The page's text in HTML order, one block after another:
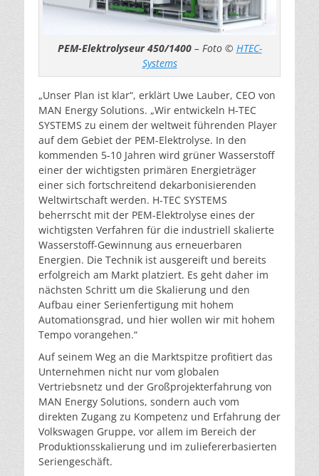
PEM-Elektrolyseur 450/1400– Foto © HTEC-
Systems
„Unser Plan ist klar“, erklärt Uwe Lauber, CEO von
MAN Energy Solutions. „Wir entwickeln H-TEC
SYSTEMS zu einem der weltweit führenden Player
auf dem Gebiet der PEM-Elektrolyse. In den
kommenden 5-10 Jahren wird grüner Wasserstoff
einer der wichtigsten primären Energieträger
einer sich fortschreitend dekarbonisierenden
Weltwirtschaft werden. H-TEC SYSTEMS
beherrscht mit der PEM-Elektrolyse eines der
wichtigsten Verfahren für die industriell skalierte
Wasserstoff-Gewinnung aus erneuerbaren
Energien. Die Technik ist ausgereift und bereits
erfolgreich am Markt platziert. Es geht daher im
nächsten Schritt um die Skalierung und den
Aufbau einer Serienfertigung mit hohem
Automationsgrad, und hier wollen wir mit hohem
Tempo vorangehen.“
Auf seinem Weg an die Marktspitze profitiert das
Unternehmen nicht nur vom globalen
Vertriebsnetz und der Großprojekterfahrung von
MAN Energy Solutions, sondern auch vom
direkten Zugang zu Kompetenz und Erfahrung der
Volkswagen Gruppe, vor allem im Bereich der
Produktionsskalierung und im zuliefererbasierten
Seriengeschäft.